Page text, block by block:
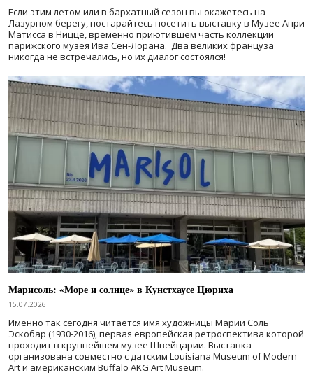
Если этим летом или в бархатный сезон вы окажетесь на
Лазурном берегу, постарайтесь посетить выставку в Музее Анри
Матисса в Ницце, временно приютившем часть коллекции
парижского музея Ива Сен-Лорана. Два великих француза
никогда не встречались, но их диалог состоялся!
Марисоль: «Море и солнце» в Кунстхаусе Цюриха
15.07.2026
Именно так сегодня читается имя художницы Марии Соль
Эскобар (1930-2016), первая европейская ретроспектива которой
проходит в крупнейшем музее Швейцарии. Выставка
организована совместно с датским Louisiana Museum of Modern
Art и американским Buffalo AKG Art Museum.